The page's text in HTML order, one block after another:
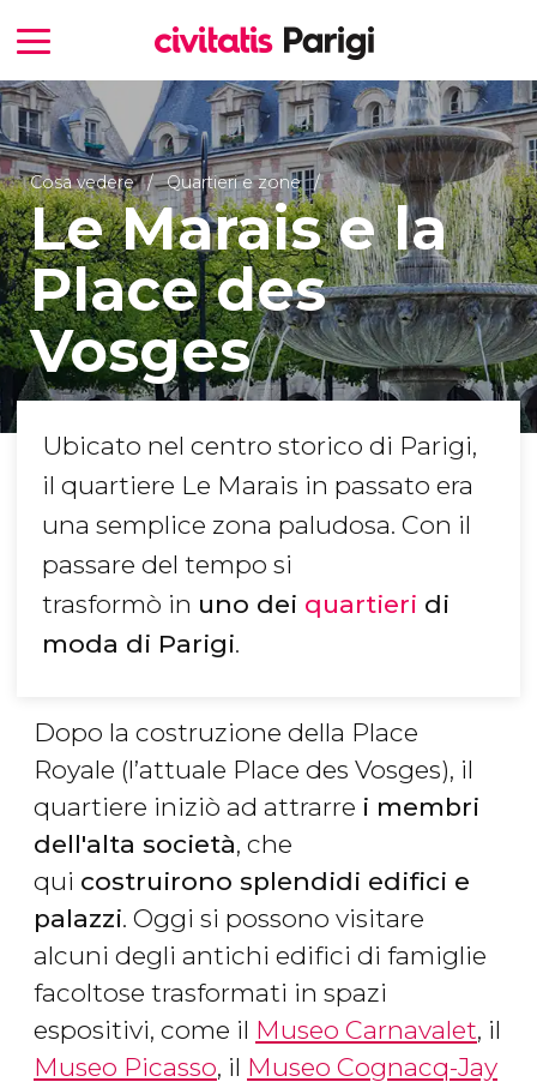
Cosa vedere Quartieri e zone
Le Marais e la
Place des
Vosges
Ubicato nel centro storico di Parigi,
il quartiere Le Marais in passato era
una semplice zona paludosa. Con il
passare del tempo si
trasformò in uno dei quartieri di
moda di Parigi.
Dopo la costruzione della Place
Royale (l’attuale Place des Vosges), il
quartiere iniziò ad attrarre i membri
dell'alta società, che
qui costruirono splendidi edifici e
palazzi. Oggi si possono visitare
alcuni degli antichi edifici di famiglie
facoltose trasformati in spazi
espositivi, come il Museo Carnavalet, il
Museo Picasso, il Museo Cognacq-Jay